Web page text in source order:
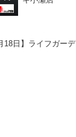
18日】ライフガーデ